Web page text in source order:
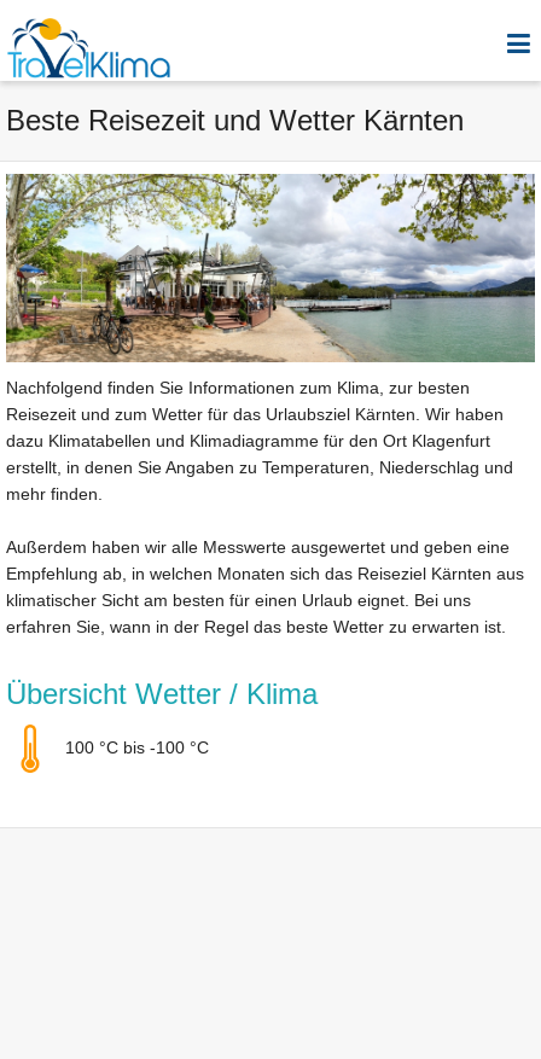
Beste Reisezeit und Wetter Kärnten
Nachfolgend finden Sie Informationen zum Klima, zur besten
Reisezeit und zum Wetter für das Urlaubsziel Kärnten. Wir haben
dazu Klimatabellen und Klimadiagramme für den Ort Klagenfurt
erstellt, in denen Sie Angaben zu Temperaturen, Niederschlag und
mehr finden.
Außerdem haben wir alle Messwerte ausgewertet und geben eine
Empfehlung ab, in welchen Monaten sich das Reiseziel Kärnten aus
klimatischer Sicht am besten für einen Urlaub eignet. Bei uns
erfahren Sie, wann in der Regel das beste Wetter zu erwarten ist.
Übersicht Wetter / Klima
100 °C bis -100 °C